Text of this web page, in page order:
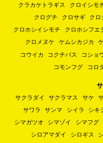
クラカケトラギス
クロイシモ
クログチ
クロサギ クロ
クロホシイシモチ
クロホシフエ
クロメヌケ
ケムシカジカ
コウイカ
コクチバス コショ
コモンフグ
コロ
サクラダイ サクラマス サケ
サワラ
サンマ シイラ シキ
シマガツオ
シマゾイ シマフグ
シロアマダイ
シロギス